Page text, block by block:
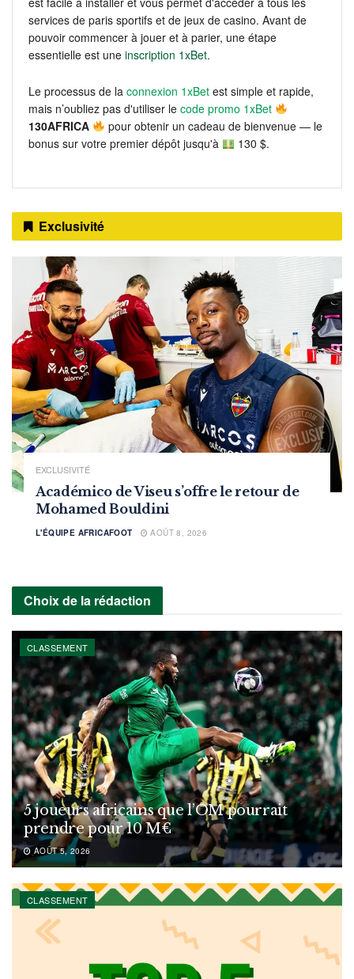
services de paris sportifs et de jeux de casino. Avant de
pouvoir commencer à jouer et à parier, une étape
essentielle est une inscription 1xBet.
Le processus de la connexion 1xBet est simple et rapide,
mais n’oubliez pas d'utiliser le code promo 1xBet
130AFRICA
pour obtenir un cadeau de bienvenue — le
bonus sur votre premier dépôt jusqu'à
130 $.
Exclusivité
EXCLUSIVITÉ
Académico de Viseu s’offre le retour de
Mohamed Bouldini
L'ÉQUIPE AFRICAFOOT AOÛT 8, 2026
Choix de la rédaction
CLASSEMENT
5 joueurs africains que l’OM pourrait
prendre pour 10 M€
AOÛT 5, 2026
CLASSEMENT